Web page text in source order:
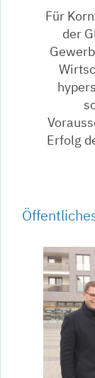
Für
der
Erfolg